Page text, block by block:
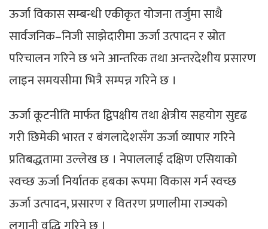
ऊर्जा विकास सम्बन्धी एकीकृत योजना तर्जुमा साथै
सार्वजनिक–निजी साझेदारीमा ऊर्जा उत्पादन र स्रोत
परिचालन गरिने छ भने आन्तरिक तथा अन्तरदेशीय प्रसारण
लाइन समयसीमा भित्रै सम्पन्न गरिने छ ।
ऊर्जा कूटनीति मार्फत द्विपक्षीय तथा क्षेत्रीय सहयोग सुदृढ
गरी छिमेकी भारत र बंगलादेशसँग ऊर्जा व्यापार गरिने
प्रतिबद्धतामा उल्लेख छ । नेपाललाई दक्षिण एसियाको
स्वच्छ ऊर्जा निर्यातक हबका रूपमा विकास गर्न स्वच्छ
ऊर्जा उत्पादन, प्रसारण र वितरण प्रणालीमा राज्यको